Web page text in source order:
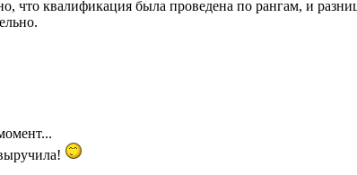
что квалификация была проведена по рангам, и